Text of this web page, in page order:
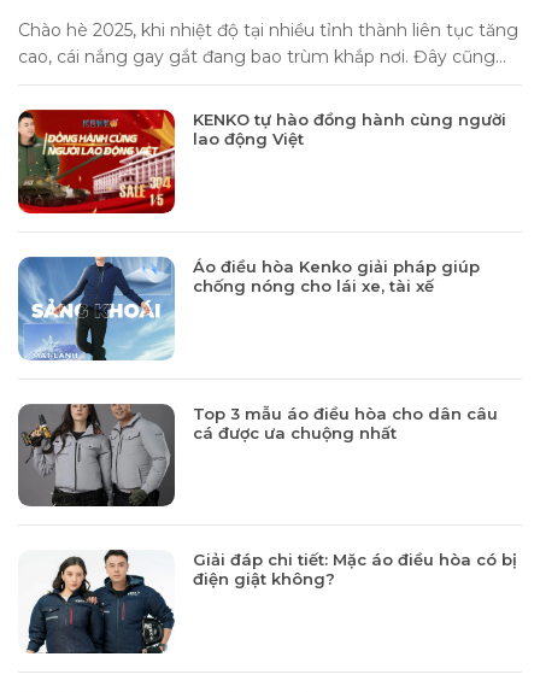
Chào hè 2025, khi nhiệt độ tại nhiều tỉnh thành liên tục tăng
cao, cái nắng gay gắt đang bao trùm khắp nơi. Đây cũng...
KENKO tự hào đồng hành cùng người
lao động Việt
Áo điều hòa Kenko giải pháp giúp
chống nóng cho lái xe, tài xế
Top 3 mẫu áo điều hòa cho dân câu
cá được ưa chuộng nhất
Giải đáp chi tiết: Mặc áo điều hòa có bị
điện giật không?